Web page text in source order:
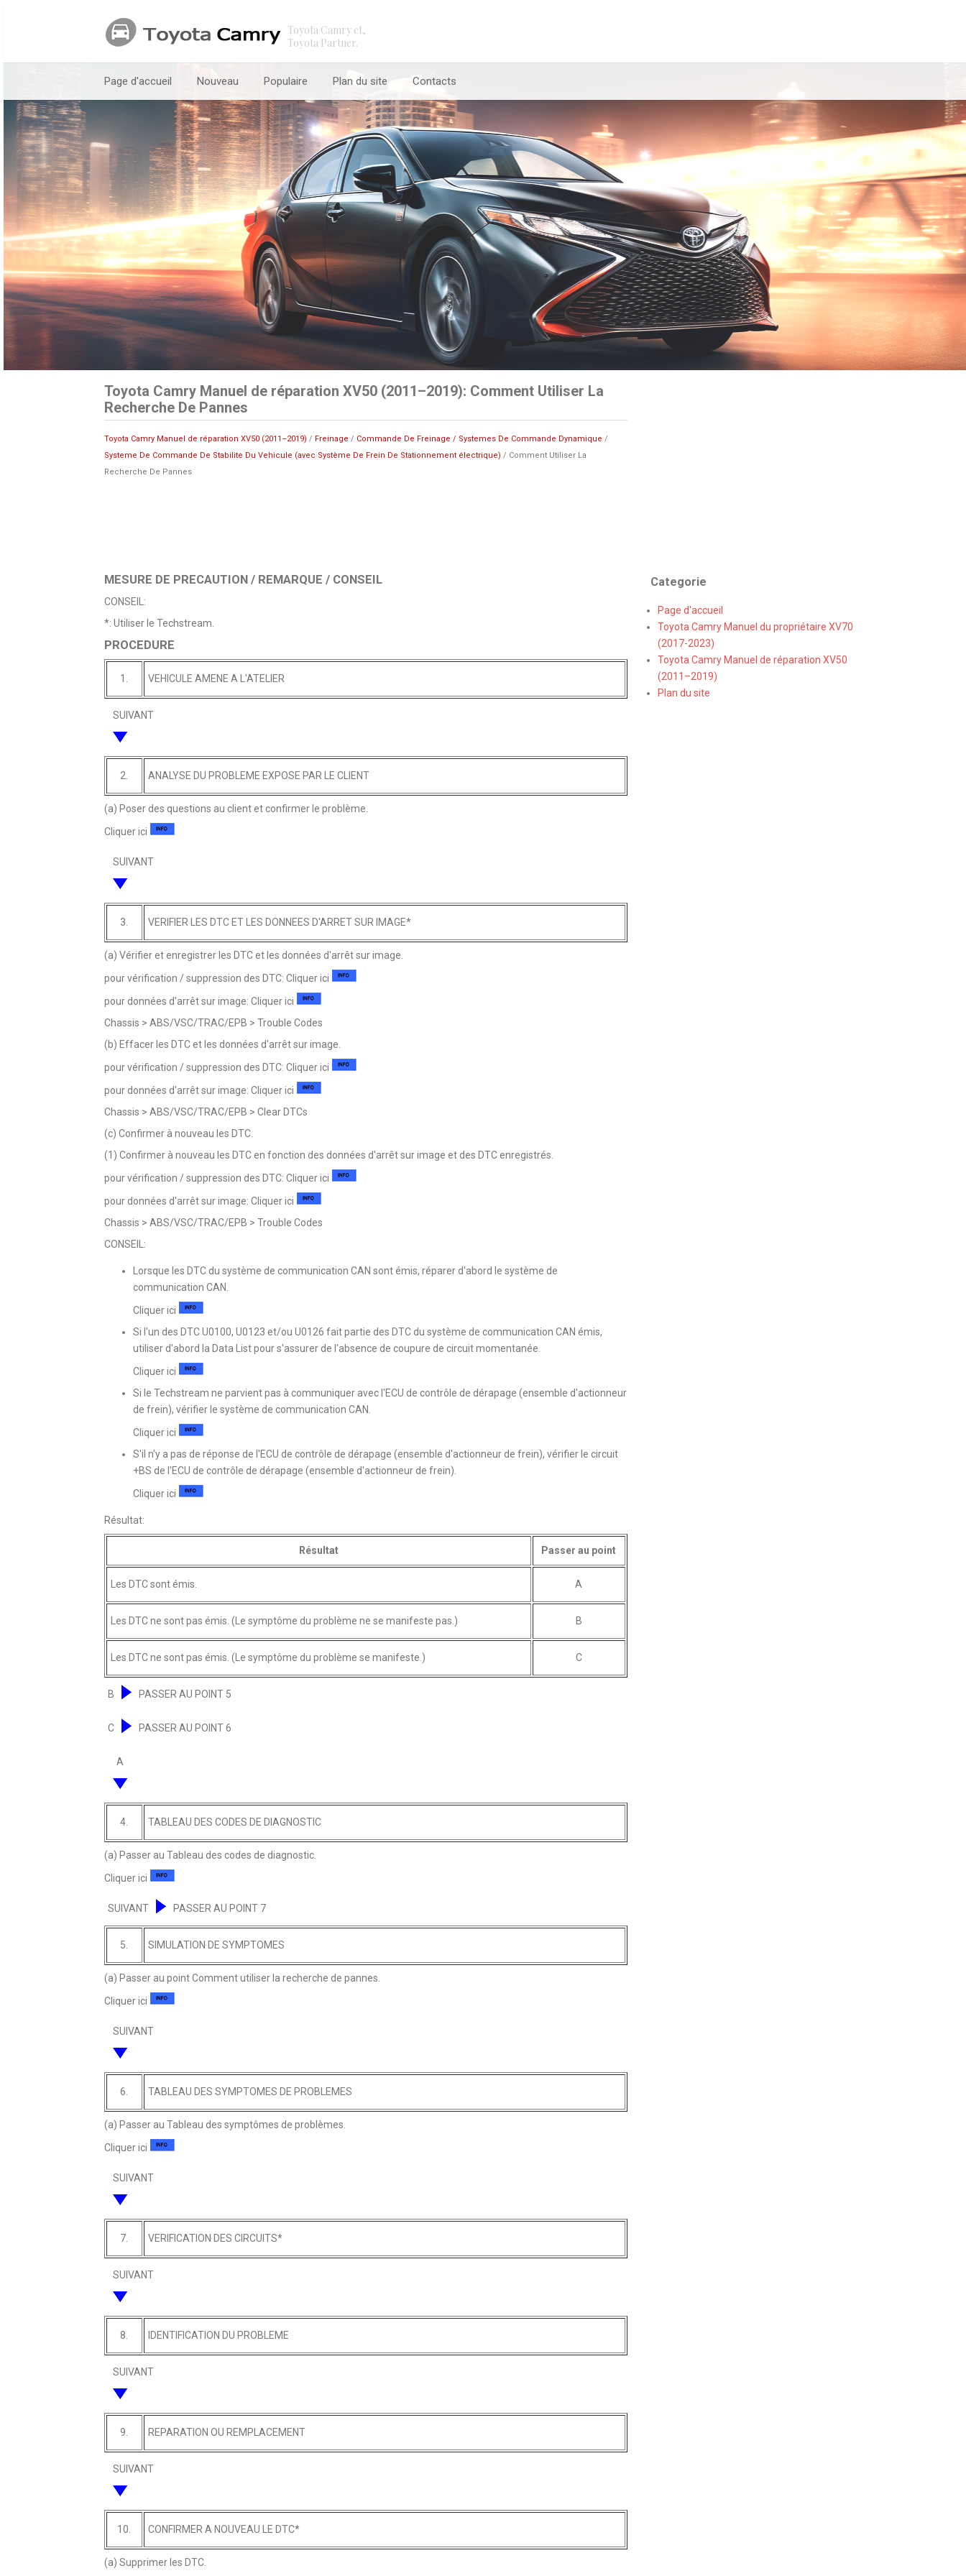
Toyota Camry et,
Toyota Partner.
Page d'accueil Nouveau Populaire Plan du site Contacts
Toyota Camry Manuel de réparation XV50 (2011–2019): Comment Utiliser La
Recherche De Pannes
Toyota Camry Manuel de réparation XV50 (2011–2019) / Freinage / Commande De Freinage / Systemes De Commande Dynamique /
Systeme De Commande De Stabilite Du Vehicule (avec Système De Frein De Stationnement électrique) / Comment Utiliser La
Recherche De Pannes
MESURE DE PRECAUTION / REMARQUE / CONSEIL
CONSEIL:
*: Utiliser le Techstream.
PROCEDURE
1. VEHICULE AMENE A L'ATELIER
SUIVANT
2. ANALYSE DU PROBLEME EXPOSE PAR LE CLIENT
(a) Poser des questions au client et confirmer le problème.
Cliquer ici
SUIVANT
3. VERIFIER LES DTC ET LES DONNEES D'ARRET SUR IMAGE*
(a) Vérifier et enregistrer les DTC et les données d'arrêt sur image.
pour vérification / suppression des DTC: Cliquer ici
pour données d'arrêt sur image: Cliquer ici
Chassis > ABS/VSC/TRAC/EPB > Trouble Codes
(b) Effacer les DTC et les données d'arrêt sur image.
pour vérification / suppression des DTC: Cliquer ici
pour données d'arrêt sur image: Cliquer ici
Chassis > ABS/VSC/TRAC/EPB > Clear DTCs
(c) Confirmer à nouveau les DTC.
(1) Confirmer à nouveau les DTC en fonction des données d'arrêt sur image et des DTC enregistrés.
pour vérification / suppression des DTC: Cliquer ici
pour données d'arrêt sur image: Cliquer ici
Chassis > ABS/VSC/TRAC/EPB > Trouble Codes
CONSEIL:
Lorsque les DTC du système de communication CAN sont émis, réparer d'abord le système de
communication CAN.
Cliquer ici
Si l'un des DTC U0100, U0123 et/ou U0126 fait partie des DTC du système de communication CAN émis,
utiliser d'abord la Data List pour s'assurer de l'absence de coupure de circuit momentanée.
Cliquer ici
Si le Techstream ne parvient pas à communiquer avec l'ECU de contrôle de dérapage (ensemble d'actionneur
de frein), vérifier le système de communication CAN.
Cliquer ici
S'il n'y a pas de réponse de l'ECU de contrôle de dérapage (ensemble d'actionneur de frein), vérifier le circuit
+BS de l'ECU de contrôle de dérapage (ensemble d'actionneur de frein).
Cliquer ici
Résultat:
Résultat Passer au point
Les DTC sont émis. A
Les DTC ne sont pas émis. (Le symptôme du problème ne se manifeste pas.) B
Les DTC ne sont pas émis. (Le symptôme du problème se manifeste.) C
B PASSER AU POINT 5
C PASSER AU POINT 6
A
4. TABLEAU DES CODES DE DIAGNOSTIC
(a) Passer au Tableau des codes de diagnostic.
Cliquer ici
SUIVANT PASSER AU POINT 7
5. SIMULATION DE SYMPTOMES
(a) Passer au point Comment utiliser la recherche de pannes.
Cliquer ici
SUIVANT
6. TABLEAU DES SYMPTOMES DE PROBLEMES
(a) Passer au Tableau des symptômes de problèmes.
Cliquer ici
SUIVANT
7. VERIFICATION DES CIRCUITS*
SUIVANT
8. IDENTIFICATION DU PROBLEME
SUIVANT
9. REPARATION OU REMPLACEMENT
SUIVANT
10. CONFIRMER A NOUVEAU LE DTC*
(a) Supprimer les DTC.
Categorie
Page d'accueil
Toyota Camry Manuel du propriétaire XV70
(2017-2023)
Toyota Camry Manuel de réparation XV50
(2011–2019)
Plan du site